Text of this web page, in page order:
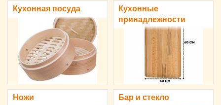
Кухонная посуда
Кухонные
принадлежности
Ножи Бар и стекло